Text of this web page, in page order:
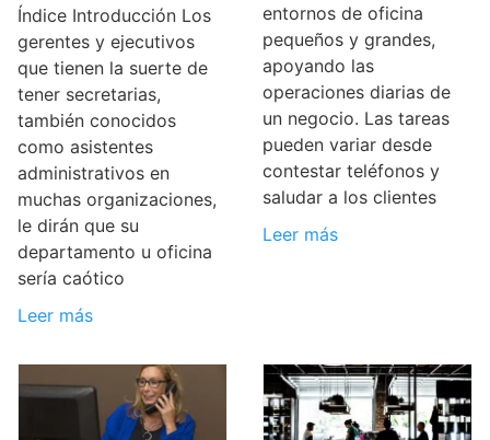
Índice Introducción Los
gerentes y ejecutivos
que tienen la suerte de
tener secretarias,
también conocidos
como asistentes
administrativos en
muchas organizaciones,
le dirán que su
departamento u oficina
sería caótico
Leer más
entornos de oficina
pequeños y grandes,
apoyando las
operaciones diarias de
un negocio. Las tareas
pueden variar desde
contestar teléfonos y
saludar a los clientes
Leer más